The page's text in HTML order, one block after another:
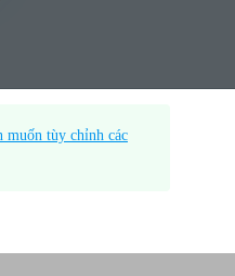
muốn tùy chỉnh các